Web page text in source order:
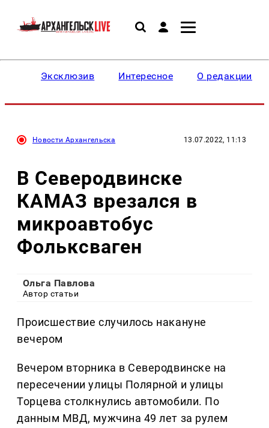
Эксклюзив Интересное О редакции
Новости Архангельска 13.07.2022, 11:13
В Северодвинске
КАМАЗ врезался в
микроавтобус
Фольксваген
Ольга Павлова
Автор статьи
Происшествие случилось накануне
вечером
Вечером вторника в Северодвинске на
пересечении улицы Полярной и улицы
Торцева столкнулись автомобили. По
данным МВД, мужчина 49 лет за рулем